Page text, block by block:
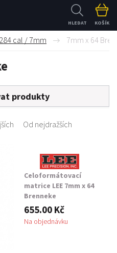
HLEDAT KOŠÍK
284 cal / 7mm 7mm x 64
produkty
Od nejdražších
Celoformátovací
matrice LEE 7mm x 64
Brenneke
655.00 Kč
Na objednávku